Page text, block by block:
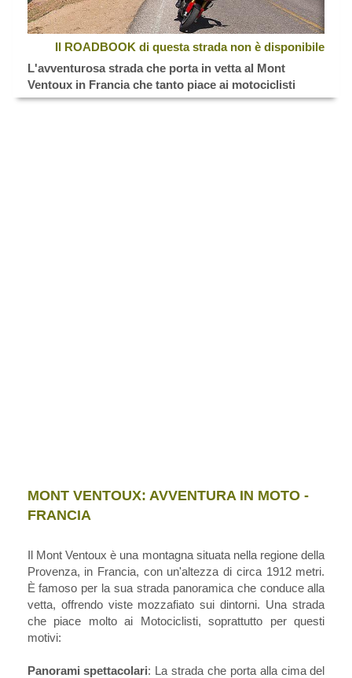
Il ROADBOOK di questa strada non è disponibile
L'avventurosa strada che porta in vetta al Mont
Ventoux in Francia che tanto piace ai motociclisti
MONT VENTOUX: AVVENTURA IN MOTO -
FRANCIA
Il Mont Ventoux è una montagna situata nella regione della
Provenza, in Francia, con un'altezza di circa 1912 metri.
È famoso per la sua strada panoramica che conduce alla
vetta, offrendo viste mozzafiato sui dintorni. Una strada
che piace molto ai Motociclisti, soprattutto per questi
motivi:
Panorami spettacolari: La strada che porta alla cima del